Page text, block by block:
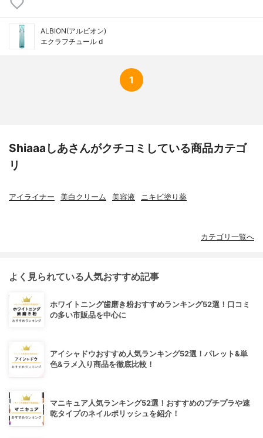
ALBION(アルビオン)
エクラフチュール d
1
Shiaaaしあさんがクチコミしている商品カテゴ
リ
アイライナー 美白クリーム 美容液 ニキビ塗り薬
カテゴリ一覧へ
よく見られている人気おすすめ記事
ホワイトニング歯磨き粉おすすめランキング52選！口コミ
の多い市販品を中心に
アイシャドウおすすめ人気ランキング52選！パレット&単
色&ラメ入り商品を徹底比較！
マニキュア人気ランキング52選！おすすめのプチプラや速
乾タイプのネイルポリッシュを紹介！